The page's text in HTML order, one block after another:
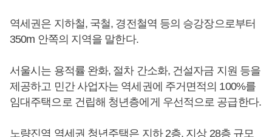
역세권은 지하철, 국철, 경전철역 등의 승강장으로부터
350m 안쪽의 지역을 말한다.
서울시는 용적률 완화, 절차 간소화, 건설자금 지원 등을
제공하고 민간 사업자는 역세권에 주거면적의 100%를
임대주택으로 건립해 청년층에게 우선적으로 공급한다.
노량진역 역세권 청년주택은 지하 2층, 지상 28층 규모